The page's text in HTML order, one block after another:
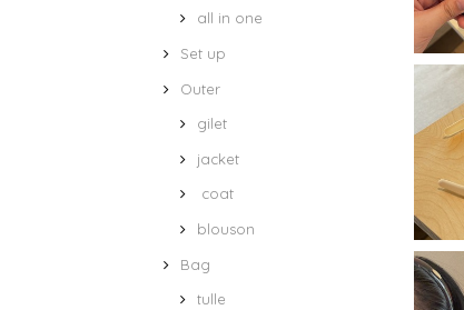
all in one
Set up
Outer
gilet
jacket
coat
blouson
Bag
tulle